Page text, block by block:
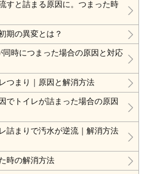
すと詰まる原因に。つまった時
期の異変とは？
同時につまった場合の原因と対応
つまり｜原因と解消方法
でトイレが詰まった場合の原因
詰まりで汚水が逆流｜解消方法
時の解消方法